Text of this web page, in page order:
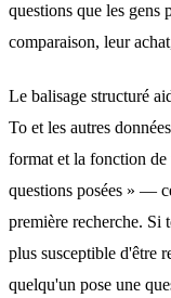
questions que les gens
comparaison, leur
Le balisage structuré
To et les autres
format et la fonction
questions posées » —
première recherche. Si
plus susceptible d'être
quelqu'un pose une